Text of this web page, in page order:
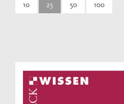
10 25 50 100